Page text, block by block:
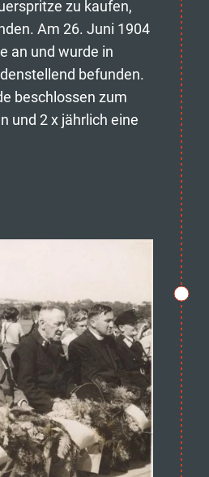
zu kaufen,
Am 26. Juni 1904
an und wurde in
befunden.
beschlossen zum
und 2 x jährlich eine